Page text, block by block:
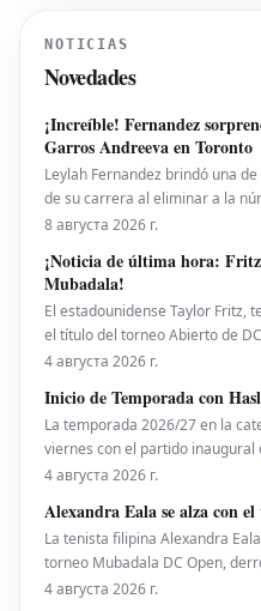
NOTICIAS
Novedades
¡Increíble! Fernandez
Garros Andreeva en Toronto
Leylah Fernandez brindó una
de su carrera al eliminar a la
Andreeva, con un contundente
Bank Open presentado por
8 августа 2026 г.
¡Noticia de última hora:
Mubadala!
El estadounidense Taylor Fritz,
el título del torneo Abierto de
noche, tras derrotar al español
10 del ranking mundial, habí
4 августа 2026 г.
Inicio de Temporada con
La temporada 2026/27 en la
viernes con el partido
Bochum* y el *Hertha BSC*. El
y **Martin Speckner**. **Tom
4 августа 2026 г.
Alexandra Eala se alza con
La tenista filipina Alexandra
torneo Mubadala DC Open,
número uno, la estadounidense
4 августа 2026 г.